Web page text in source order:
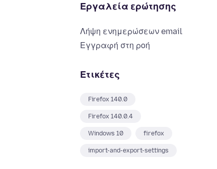
Εργαλεία ερώτησης
Λήψη ενημερώσεων email
Εγγραφή στη ροή
Ετικέτες
Firefox 140.0
Firefox 140.0.4
Windows 10 firefox
import-and-export-settings